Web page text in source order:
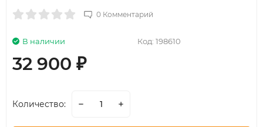
0 Комментарий
Код: 198610
В наличии
32 900 ₽
Количество: